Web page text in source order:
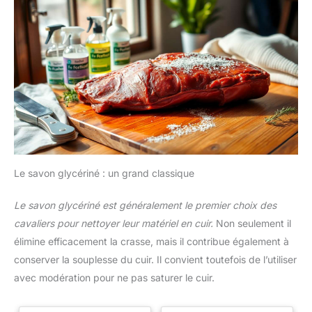
particulières. Utilisation
polyvalente : le filet à foin pour
chevaux convient non seulement
aux chevaux, mais aussi au
stockage du foin destiné aux
moutons, aux alpagas et à
d'autres animaux d'élevage.
Placez-le sur des étagères à
foin ou recouvrez-en
directement les balles de foin
afin d’éviter que le foin ne soit
éparpillé ou piétiné lors de
l’alimentation. Ainsi, chaque
ration alimentaire est exploitée
de manière optimale – un
le fonctionnement quotidien
d’une exploitation agricole.
Le savon glycériné : un grand classique
Le savon glycériné est généralement le premier choix des
cavaliers pour nettoyer leur matériel en cuir. Non seulement il
élimine efficacement la crasse, mais il contribue également à
conserver la souplesse du cuir. Il convient toutefois de l’utiliser
avec modération pour ne pas saturer le cuir.